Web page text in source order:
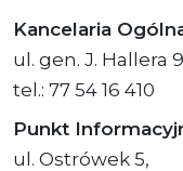
Kancelaria
ul. gen. J. Hallera 9
tel.: 77 54 16 410
Punkt
ul. Ostrówek 5,